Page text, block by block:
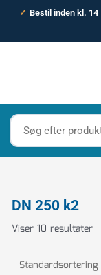
✓ Bestil inden kl. 14
Søg
efter
produktet
DN 250 k2
Viser 10 resultater